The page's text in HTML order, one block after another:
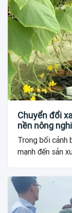
Chuyển đổi
nền nông
Trong bối cảnh
mạnh đến sản